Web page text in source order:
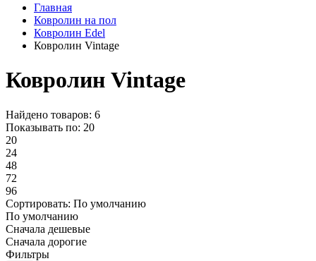
Главная
Ковролин на пол
Ковролин Edel
Ковролин Vintage
Ковролин Vintage
Найдено товаров: 6
Показывать по: 20
20
24
48
72
96
Сортировать: По умолчанию
По умолчанию
Сначала дешевые
Сначала дорогие
Фильтры